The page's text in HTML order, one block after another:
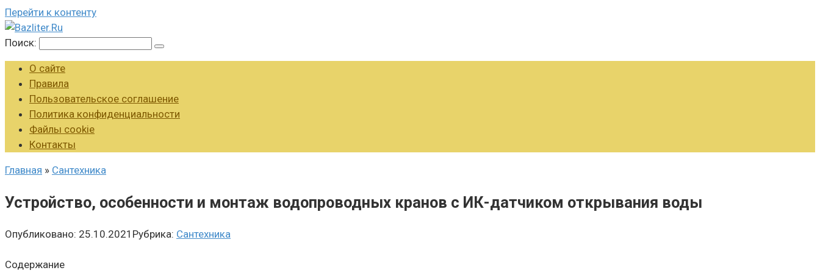
Перейти к контенту
Поиск:
О сайте
Правила
Пользовательское соглашение
Политика конфиденциальности
Файлы cookie
Контакты
Главная » Сантехника
Устройство, особенности и монтаж водопроводных кранов с ИК-датчиком открывания воды
Опубликовано: 25.10.2021 Рубрика: Сантехника
Содержание